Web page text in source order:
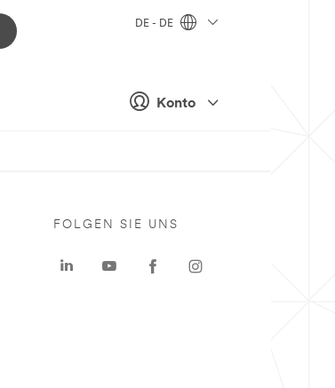
Konto
DE - DE
FOLGEN SIE UNS